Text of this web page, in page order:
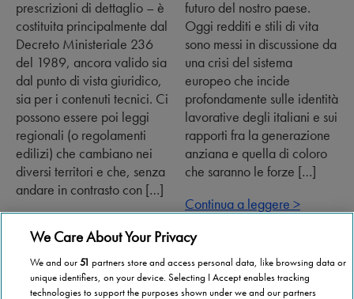
prescrizioni di dettaglio – è
costituita principalmente dal
Decreto Ministeriale 236
del 1989, ancora valido sia
dal punto di vista giuridico,
sia per i contenuti tecnici. Ci
possono essere poi leggi
regionali (o regolamenti
edilizi) che cambiano nei
diversi territori e che, senza
andare in contrasto con […]
futuro del nostro paese.
Oggi redditi e stili di vita
sono messi in discussione da
una crisi del sistema
europeo che incide
profondamente sulle identità
lavorative degli italiani e sui
rapporti fra la generazione
anziana e quella di coloro
che saranno le forze […]
Continua a leggere >
Successivo
We Care About Your Privacy
We and our51 partners store and access personal data, like browsing data or
unique identifiers, on your device. Selecting I Accept enables tracking
technologies to support the purposes shown under we and our partners